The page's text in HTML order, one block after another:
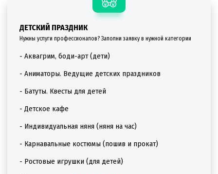
ДЕТСКИЙ ПРАЗДНИК
Нужны услуги профессионалов? Заполни заявку в нужной категории
- Аквагрим, боди-арт (дети)
- Аниматоры. Ведущие детских праздников
- Батуты. Квесты для детей
- Детское кафе
- Индивидуальная няня (няня на час)
- Карнавальные костюмы (пошив и прокат)
- Ростовые игрушки (для детей)